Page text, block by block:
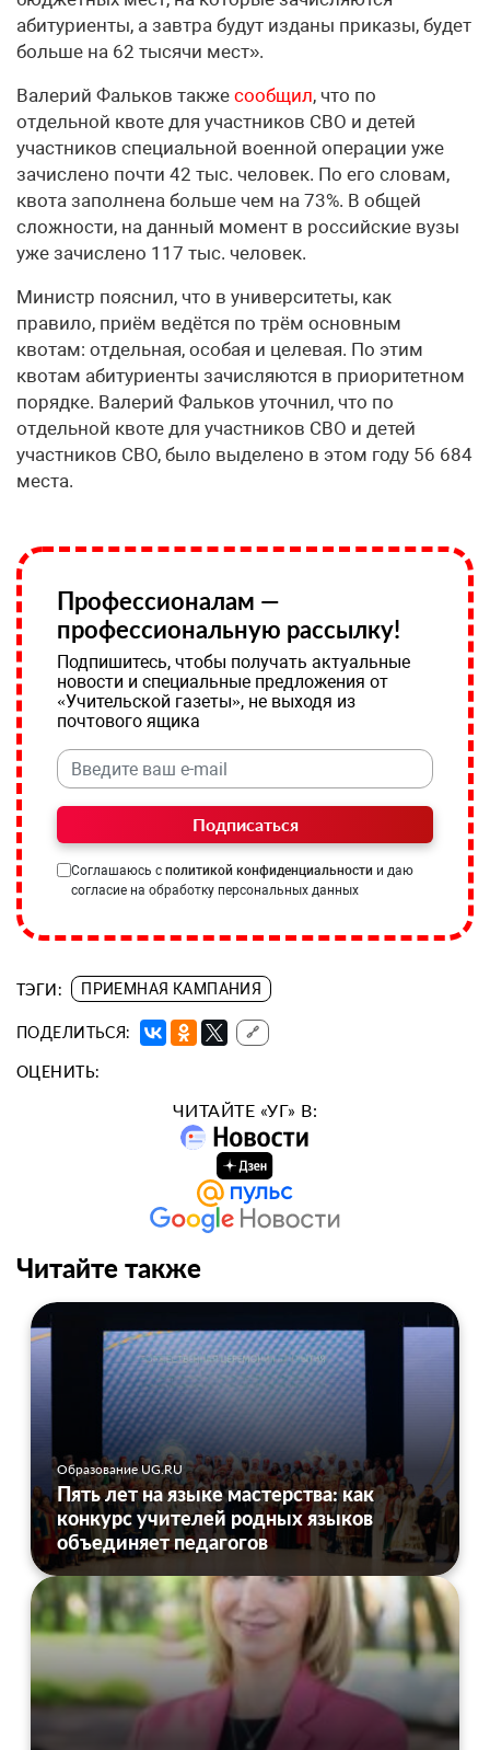
абитуриенты, а завтра будут изданы приказы, будет
больше на 62 тысячи мест».
Валерий Фальков также сообщил, что по
отдельной квоте для участников СВО и детей
участников специальной военной операции уже
зачислено почти 42 тыс. человек. По его словам,
квота заполнена больше чем на 73%. В общей
сложности, на данный момент в российские вузы
уже зачислено 117 тыс. человек.
Министр пояснил, что в университеты, как
правило, приём ведётся по трём основным
квотам: отдельная, особая и целевая. По этим
квотам абитуриенты зачисляются в приоритетном
порядке. Валерий Фальков уточнил, что по
отдельной квоте для участников СВО и детей
участников СВО, было выделено в этом году 56 684
места.
Профессионалам —
профессиональную рассылку!
Подпишитесь, чтобы получать актуальные
новости и специальные предложения от
«Учительской газеты», не выходя из
почтового ящика
Подписаться
Соглашаюсь с политикой конфиденциальности и даю
согласие на обработку персональных данных
ТЭГИ: ПРИЕМНАЯ КАМПАНИЯ
ПОДЕЛИТЬСЯ: 🔗
ОЦЕНИТЬ:
ЧИТАЙТЕ «УГ» В:
Читайте также
Образование UG.RU
Пять лет на языке мастерства: как
конкурс учителей родных языков
объединяет педагогов